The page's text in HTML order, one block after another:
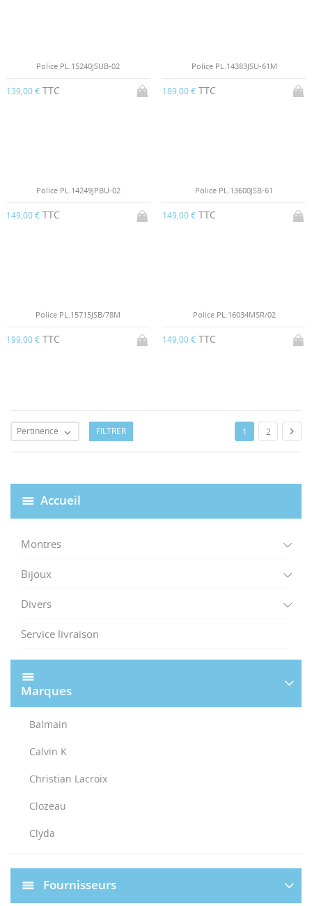
Accueil
Montres
Bijoux
Divers
Service livraison
Marques
Balmain
Calvin K
Christian Lacroix
Clozeau
Clyda
Fournisseurs
Police PL.15240JSUB-02
139,00 € TTC
Police PL.14383JSU-61M
189,00 € TTC
Police PL.14249JPBU-02
149,00 € TTC
Police PL.13600JSB-61
149,00 € TTC
Police PL.15715JSB/78M
199,00 € TTC
Police PL.16034MSR/02
149,00 € TTC
Pertinence  FILTRER 1 2 